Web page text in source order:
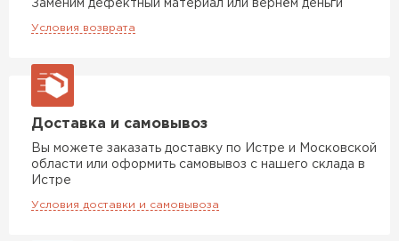
Заменим дефектный материал или вернём деньги
Условия возврата
Доставка и самовывоз
Вы можете заказать доставку по Истре и Московской
области или оформить самовывоз с нашего склада в
Истре
Условия доставки и самовывоза
ПЕРЕЙТИ